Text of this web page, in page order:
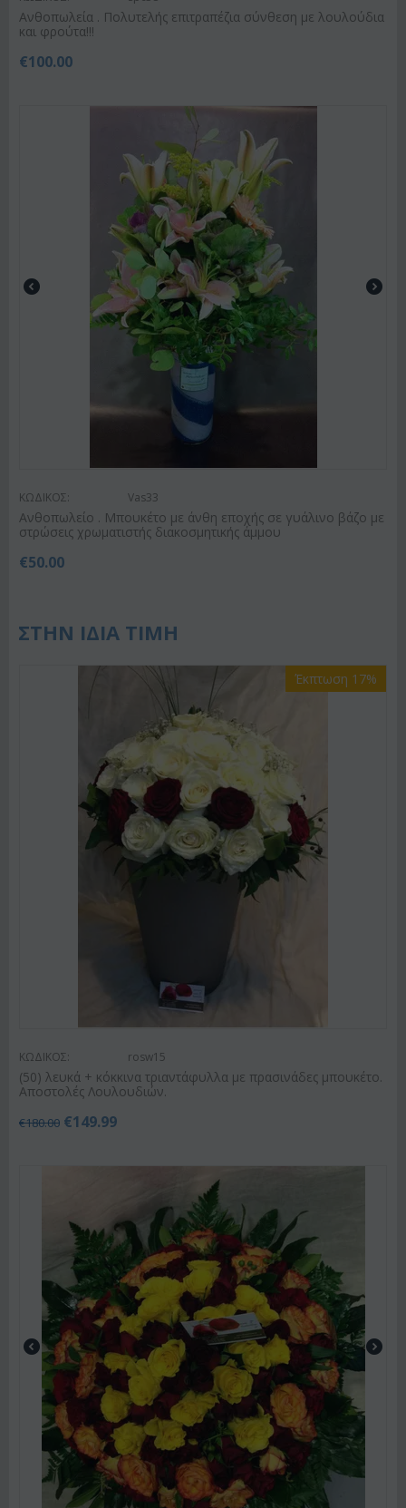
Ανθοπωλεία . Πολυτελής επιτραπέζια σύνθεση με λουλούδια
και φρούτα!!!
€100.00
ΚΩΔΙΚΟΣ: Vas33
Ανθοπωλείο . Μπουκέτο με άνθη εποχής σε γυάλινο βάζο με
στρώσεις χρωματιστής διακοσμητικής άμμου
€50.00
ΣΤΗΝ ΙΔΙΑ ΤΙΜΗ
Έκπτωση 17%
ΚΩΔΙΚΟΣ: rosw15
(50) λευκά + κόκκινα τριαντάφυλλα με πρασινάδες μπουκέτο.
Αποστολές Λουλουδιών.
€180.00 €149.99